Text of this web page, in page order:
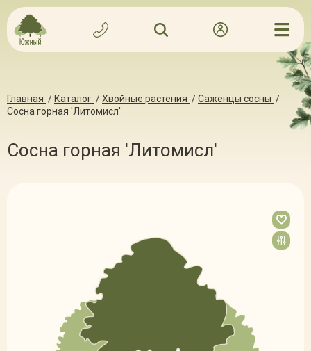
Главная / Каталог /Хвойные растения /Саженцы сосны /
Сосна горная 'Литомисл'
Сосна горная 'Литомисл'